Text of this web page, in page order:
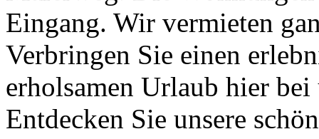
Eingang. Wir vermieten
Verbringen Sie einen
erholsamen Urlaub hier
Entdecken Sie unsere